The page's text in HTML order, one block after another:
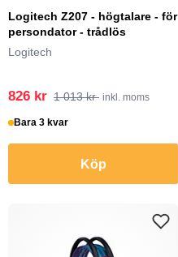
Logitech Z207 - högtalare - för
persondator - trådlös
Logitech
826 kr 1 013 kr inkl. moms
Bara 3 kvar
Köp